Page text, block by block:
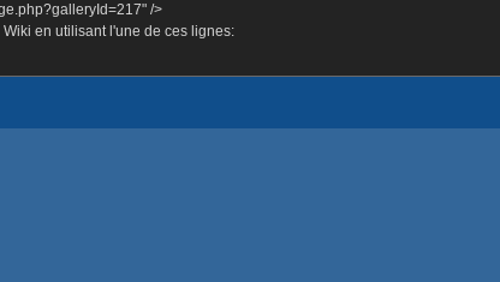
/>
en utilisant l'une de ces lignes: